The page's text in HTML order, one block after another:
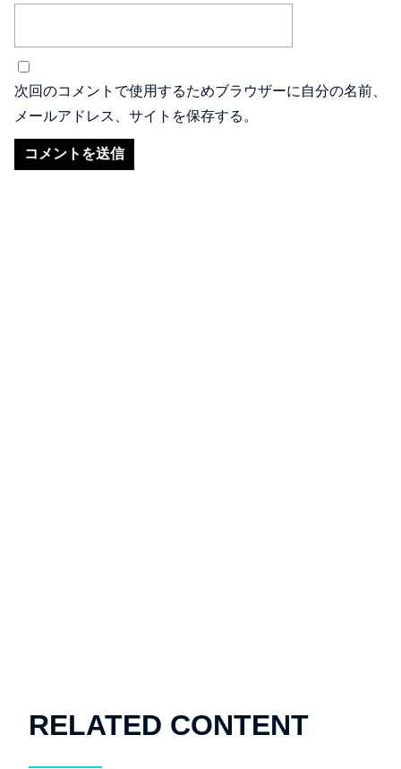
次回のコメントで使用するためブラウザーに自分の名前、
メールアドレス、サイトを保存する。
RELATED CONTENT